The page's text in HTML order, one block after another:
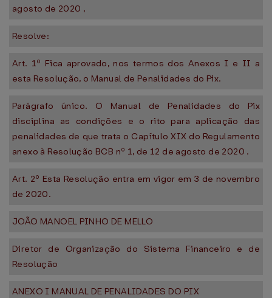
agosto de 2020 ,
Resolve:
Art. 1º Fica aprovado, nos termos dos Anexos I e II a
esta Resolução, o Manual de Penalidades do Pix.
Parágrafo único. O Manual de Penalidades do Pix
disciplina as condições e o rito para aplicação das
penalidades de que trata o Capítulo XIX do Regulamento
anexo à Resolução BCB nº 1, de 12 de agosto de 2020 .
Art. 2º Esta Resolução entra em vigor em 3 de novembro
de 2020.
JOÃO MANOEL PINHO DE MELLO
Diretor de Organização do Sistema Financeiro e de
Resolução
ANEXO I MANUAL DE PENALIDADES DO PIX